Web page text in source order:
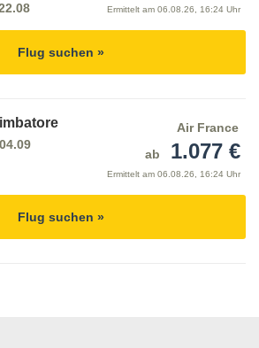
Ermittelt am 06.08.26, 16:24 Uhr
Flug suchen »
Air France
ab
1.077 €
Ermittelt am 06.08.26, 16:24 Uhr
Flug suchen »